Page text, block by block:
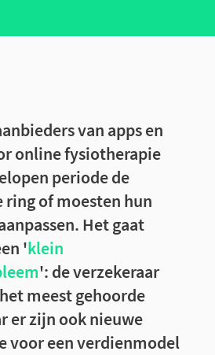
van apps en
online fysiotherapie
periode de
ring of moesten hun
Het gaat
'klein
': de verzekeraar
meest gehoorde
er zijn ook nieuwe
voor een verdienmodel